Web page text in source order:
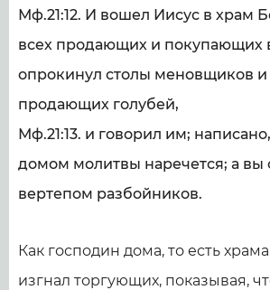
Мф.21:12. И вошел Иисус в храм
всех продающих и покупающих
опрокинул столы меновщиков и
продающих голубей,
Мф.21:13. и говорил им;
домом молитвы наречется; а вы
вертепом разбойников.
Как господин дома, то есть
изгнал торгующих, показывая,